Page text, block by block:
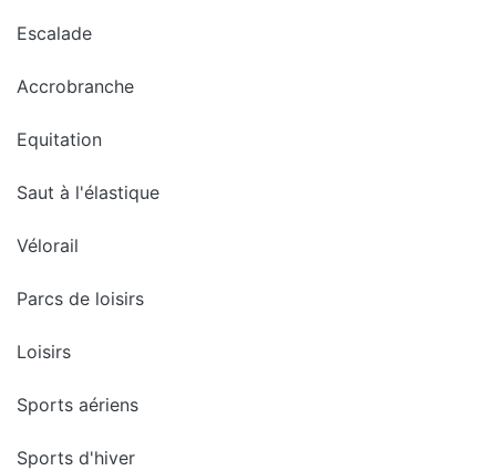
Escalade
Accrobranche
Equitation
Saut à l'élastique
Vélorail
Parcs de loisirs
Loisirs
Sports aériens
Sports d'hiver